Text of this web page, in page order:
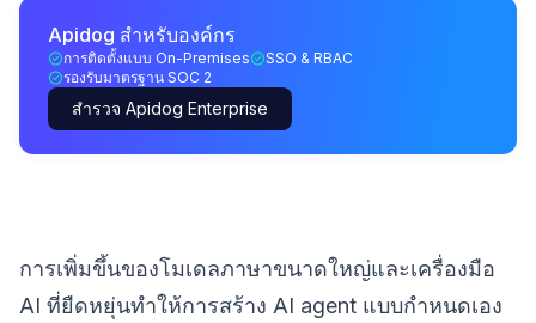
Apidog สำหรับองค์กร
การติดตั้งแบบ On-Premises
SSO & RBAC
รองรับมาตรฐาน SOC 2
สำรวจ Apidog Enterprise
การเพิ่มขึ้นของโมเดลภาษาขนาดใหญ่และเครื่องมือ
AI ที่ยืดหยุ่นทำให้การสร้าง AI agent แบบกำหนดเอง